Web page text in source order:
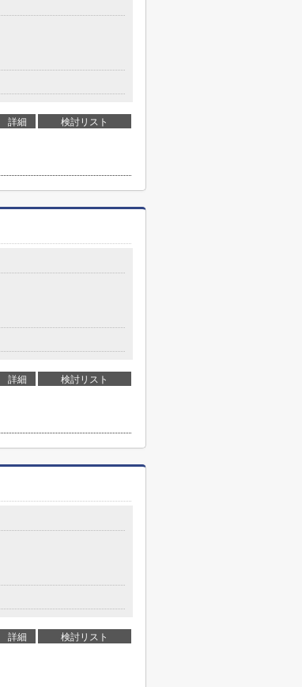
詳細 検討リスト
詳細 検討リスト
詳細 検討リスト